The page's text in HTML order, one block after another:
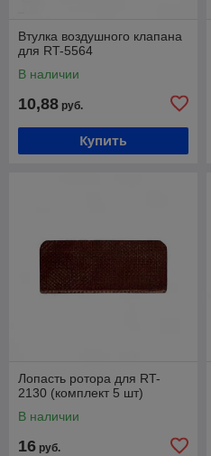
Втулка воздушного клапана
для RT-5564
В наличии
10,88 руб.
Купить
Лопасть ротора для RT-
2130 (комплект 5 шт)
В наличии
16 руб.